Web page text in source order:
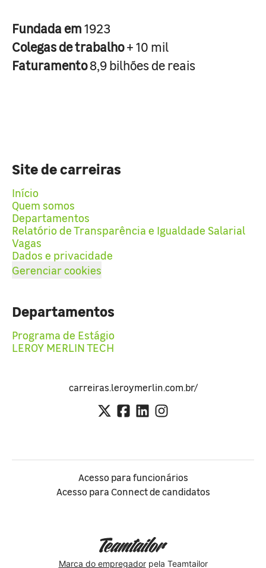
Fundada em1923
Colegas de trabalho+ 10 mil
Faturamento8,9 bilhões de reais
Site de carreiras
Início
Quem somos
Departamentos
Relatório de Transparência e Igualdade Salarial
Vagas
Dados e privacidade
Gerenciar cookies
Departamentos
Programa de Estágio
LEROY MERLIN TECH
carreiras.leroymerlin.com.br/
Acesso para funcionários
Acesso para Connect de candidatos
Marca do empregadorpela Teamtailor